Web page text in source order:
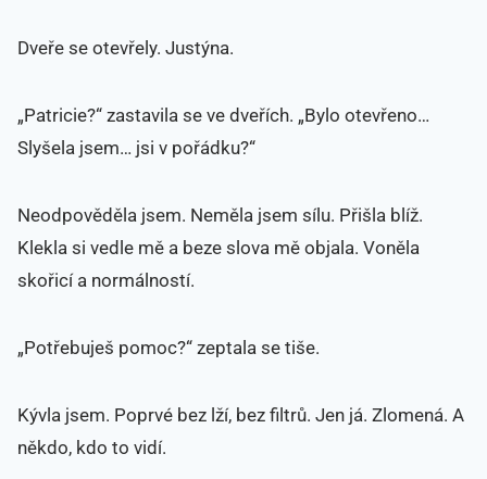
Dveře se otevřely. Justýna.
„Patricie?“ zastavila se ve dveřích. „Bylo otevřeno…
Slyšela jsem… jsi v pořádku?“
Neodpověděla jsem. Neměla jsem sílu. Přišla blíž.
Klekla si vedle mě a beze slova mě objala. Voněla
skořicí a normálností.
„Potřebuješ pomoc?“ zeptala se tiše.
Kývla jsem. Poprvé bez lží, bez filtrů. Jen já. Zlomená. A
někdo, kdo to vidí.